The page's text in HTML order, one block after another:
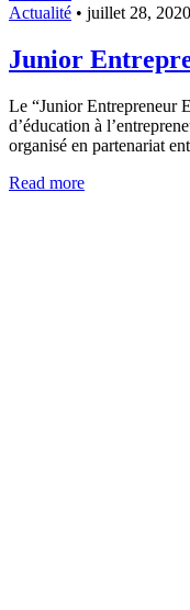
Actualité • juillet 28, 2020
Junior
Le “Junior Entrepreneur
d’éducation à
organisé en partenariat
Read more